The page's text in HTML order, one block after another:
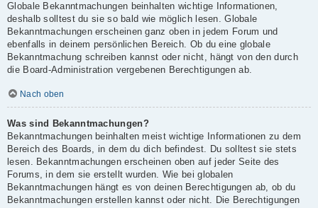
Globale Bekanntmachungen beinhalten wichtige Informationen,
deshalb solltest du sie so bald wie möglich lesen. Globale
Bekanntmachungen erscheinen ganz oben in jedem Forum und
ebenfalls in deinem persönlichen Bereich. Ob du eine globale
Bekanntmachung schreiben kannst oder nicht, hängt von den durch
die Board-Administration vergebenen Berechtigungen ab.
Nach oben
Was sind Bekanntmachungen?
Bekanntmachungen beinhalten meist wichtige Informationen zu dem
Bereich des Boards, in dem du dich befindest. Du solltest sie stets
lesen. Bekanntmachungen erscheinen oben auf jeder Seite des
Forums, in dem sie erstellt wurden. Wie bei globalen
Bekanntmachungen hängt es von deinen Berechtigungen ab, ob du
Bekanntmachungen erstellen kannst oder nicht. Die Berechtigungen